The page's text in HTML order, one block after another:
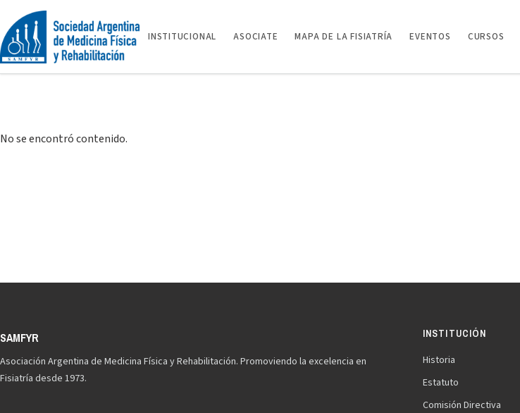
contenido
INSTITUCIONAL ASOCIATE MAPA DE LA FISIATRÍA EVENTOS CURSOS
No se encontró contenido.
Asociación Argentina de Medicina Física y Rehabilitación. Promoviendo la excelencia en
Fisiatría desde 1973.
INSTITUCIÓN
Historia
Estatuto
Comisión Directiva